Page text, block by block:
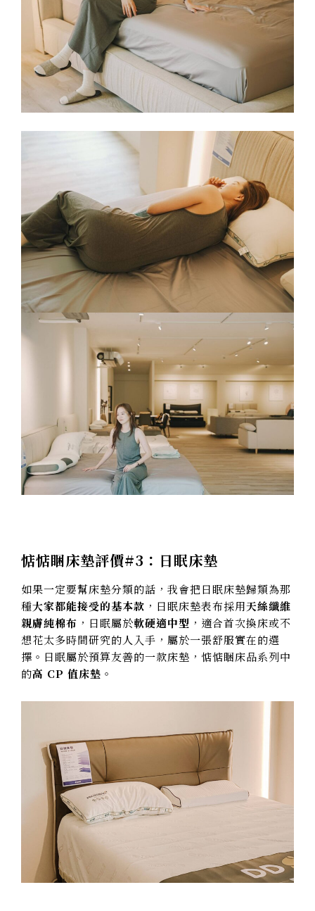
惦惦睏床墊評價#3：日眠床墊
如果一定要幫床墊分類的話，我會把日眠床墊歸類為那
種大家都能接受的基本款 ，日眠床墊表布採用天絲纖維
親膚純棉布 ，日眠屬於軟硬適中型 ，適合首次換床或不
想花太多時間研究的人入手，屬於一張舒服實在的選
擇。日眠屬於預算友善的一款床墊，惦惦睏床品系列中
的高 CP 值床墊 。